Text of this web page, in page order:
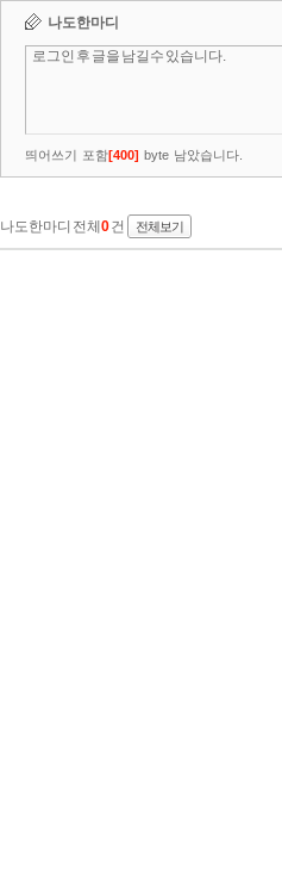
나도한마디
띄어쓰기 포함[400] byte 남았습니다.
나도한마디 전체 0건 전체보기